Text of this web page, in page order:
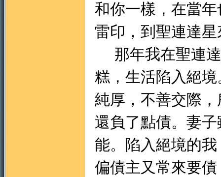
和你一樣，在當
雷印，到聖連達
那年我在聖連達
糕，生活陷入絕
純厚，不善交際
還負了點債。妻
能。陷入絕境的
偏債主又常來要